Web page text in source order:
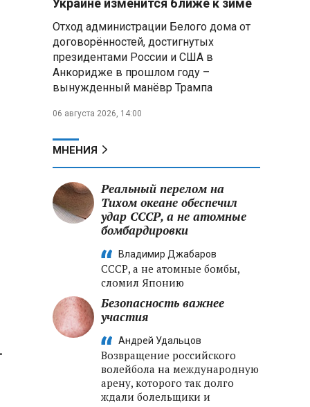
Президент Алжира готовится
к визиту в Беларусь — МИД
Алжира
300 жителей Курской области,
неизвестной
Второй энергоблок БелАЭС
вновь вышел на номинальную
мощность после диагностики
оборудования
Украине изменится ближе к зиме
Отход администрации Белого дома от
договорённостей, достигнутых
президентами России и США в
Анкоридже в прошлом году –
вынужденный манёвр Трампа
06 августа 2026, 14:00
МНЕНИЯ
Реальный перелом на
Тихом океане обеспечил
удар СССР, а не атомные
бомбардировки
Владимир Джабаров
СССР, а не атомные бомбы,
сломил Японию
Безопасность важнее
участия
Андрей Удальцов
Возвращение российского
волейбола на международную
арену, которого так долго
ждали болельщики и